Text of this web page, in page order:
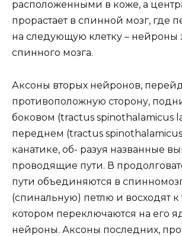
расположенными в коже, а
прорастает в спинной мозг, где
на следующую клетку – нейроны
спинного мозга.
Аксоны вторых нейронов,
противоположную сторону,
боковом (tractus spinothalamicus
переднем (tractus
канатике, об- разуя названные
проводящие пути. В
пути объединяются в
(спинальную) петлю и восходят к
котором переключаются на его
нейроны. Аксоны последних,